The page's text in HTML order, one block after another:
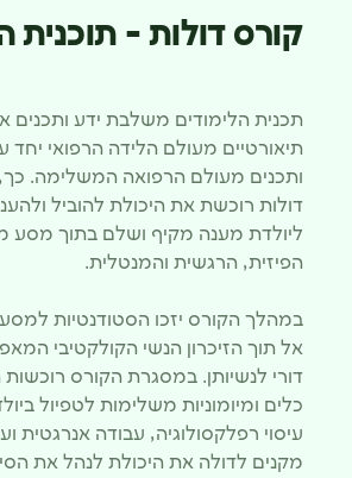
קורס דולות - תוכנית
תכנית הלימודים משלבת ידע ותכנים
תיאורטיים מעולם הלידה הרפואי יחד
ותכנים מעולם הרפואה המשלימה.
דולות רוכשת את היכולת להוביל
ליולדת מענה מקיף ושלם בתוך מסע
הפיזית, הרגשית והמנטלית.
במהלך הקורס יזכו הסטודנטיות
אל תוך הזיכרון הנשי הקולקטיבי
דורי לנשיותן. במסגרת הקורס רוכשות
כלים ומיומוניות משלימות לטפיול
עיסוי רפלקסולוגיה, עבודה אנרגטית
מקנים לדולה את היכולת לנהל את